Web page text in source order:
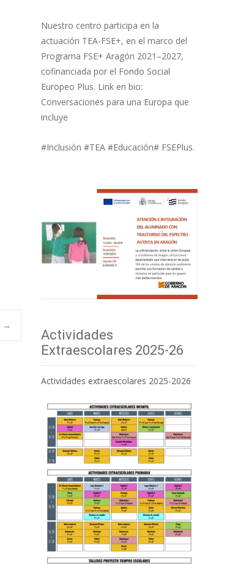
→
Nuestro centro participa en la
actuación TEA-FSE+, en el marco del
Programa FSE+ Aragón 2021–2027,
cofinanciada por el Fondo Social
Europeo Plus. Link en bio:
Conversaciones para una Europa que
incluye
#Inclusión #TEA #Educación# FSEPlus.
Actividades
Extraescolares 2025-26
Actividades extraescolares 2025-2026